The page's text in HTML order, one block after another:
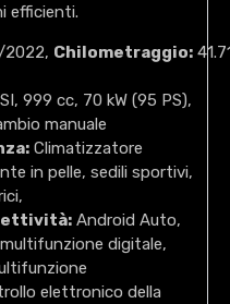
efficienti.
2022, Chilometraggio:
999 cc, 70 kW (95 PS),
manuale
Climatizzatore
in pelle, sedili sportivi,
Android Auto,
digitale,
elettronico della